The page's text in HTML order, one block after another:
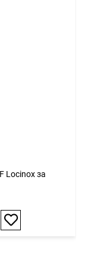
Locinox за
Добави